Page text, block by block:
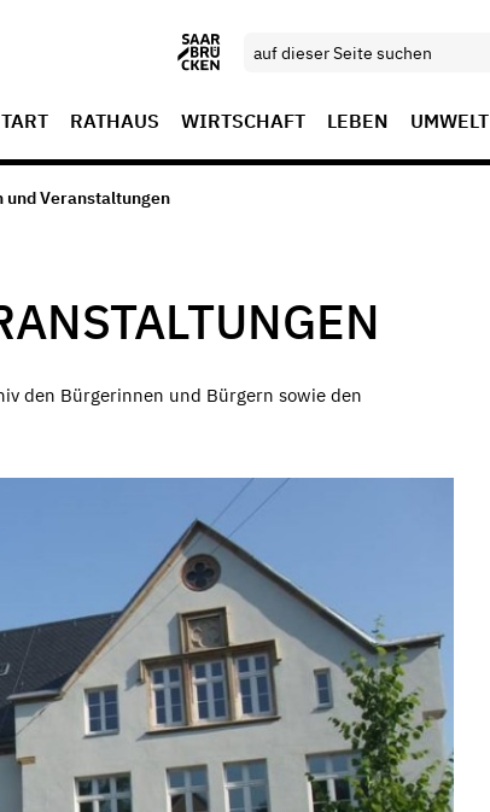
RATHAUS WIRTSCHAFT LEBEN UMWELT
und Veranstaltungen
den Bürgerinnen und Bürgern sowie den